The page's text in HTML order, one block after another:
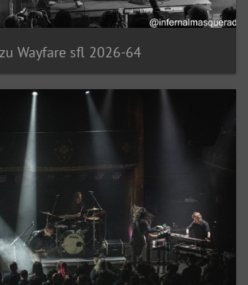
Wayfare sfl 2026-64